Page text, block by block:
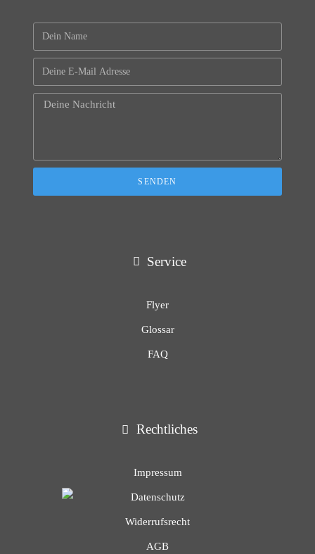
SENDEN
Service
Flyer
Glossar
FAQ
Rechtliches
Impressum
Datenschutz
Widerrufsrecht
AGB